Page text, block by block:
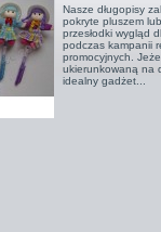
Nasze długopisy
pokryte pluszem
przesłodki wygląd
podczas kampanii
promocyjnych.
ukierunkowaną na
idealny gadżet...